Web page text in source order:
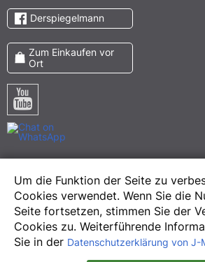
Um die Funktion der Seite zu
Cookies verwendet. Wenn Sie die
Seite fortsetzen, stimmen Sie der
Cookies zu. Weiterführende
Sie in der Datenschutzerklärung von J-
Derspiegelmann
Zum Einkaufen vor
Ort
Pinterest
Meta
Instagram